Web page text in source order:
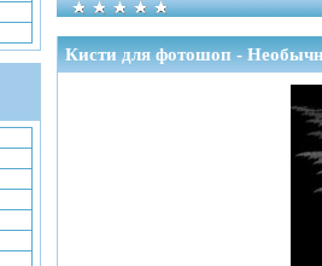
Кисти для фотошоп -